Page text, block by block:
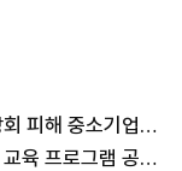
한반도 덮친 유례없는 폭우...중기부·중앙회 피해 중소기업·전통시장에 전방위 지원
허철무 원장-윤건수 회장, VC 전문 인력 교육 프로그램 공동개발